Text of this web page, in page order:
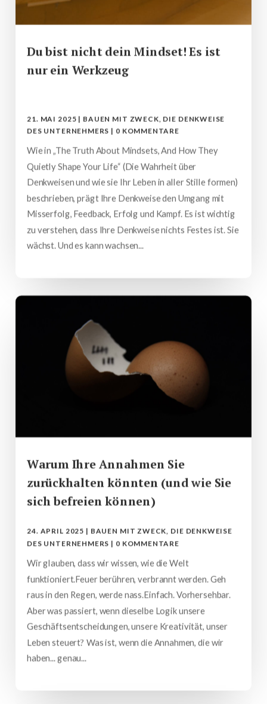
Du bist nicht dein Mindset! Es ist
nur ein Werkzeug
21. MAI 2025 | BAUEN MIT ZWECK DIE DENKWEISE
DES UNTERNEHMERS | 0 KOMMENTARE
Wie in „The Truth About Mindsets, And How They
Quietly Shape Your Life“ (Die Wahrheit über
Denkweisen und wie sie Ihr Leben in aller Stille formen)
beschrieben, prägt Ihre Denkweise den Umgang mit
Misserfolg, Feedback, Erfolg und Kampf. Es ist wichtig
zu verstehen, dass Ihre Denkweise nichts Festes ist. Sie
wächst. Und es kann wachsen...
Warum Ihre Annahmen Sie
zurückhalten könnten (und wie Sie
sich befreien können)
24. APRIL 2025 | BAUEN MIT ZWECK, DIE DENKWEISE
DES UNTERNEHMERS | 0 KOMMENTARE
Wir glauben, dass wir wissen, wie die Welt
funktioniert.Feuer berühren, verbrannt werden. Geh
raus in den Regen, werde nass.Einfach. Vorhersehbar.
Aber was passiert, wenn dieselbe Logik unsere
Geschäftsentscheidungen, unsere Kreativität, unser
Leben steuert? Was ist, wenn die Annahmen, die wir
haben... genau...